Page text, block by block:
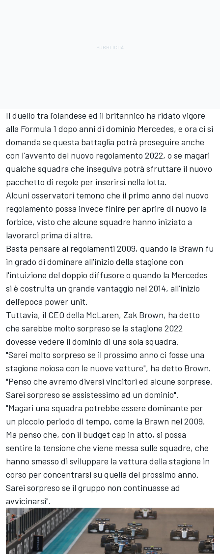
Il duello tra l'olandese ed il britannico ha ridato vigore
alla Formula 1 dopo anni di dominio Mercedes, e ora ci si
domanda se questa battaglia potrà proseguire anche
con l'avvento del nuovo regolamento 2022, o se magari
qualche squadra che inseguiva potrà sfruttare il nuovo
pacchetto di regole per inserirsi nella lotta.
Alcuni osservatori temono che il primo anno del nuovo
regolamento possa invece finire per aprire di nuovo la
forbice, visto che alcune squadre hanno iniziato a
lavorarci prima di altre.
Basta pensare ai regolamenti 2009, quando la Brawn fu
in grado di dominare all'inizio della stagione con
l'intuizione del doppio diffusore o quando la Mercedes
si è costruita un grande vantaggio nel 2014, all'inizio
dell'epoca power unit.
Tuttavia, il CEO della McLaren, Zak Brown, ha detto
che sarebbe molto sorpreso se la stagione 2022
dovesse vedere il dominio di una sola squadra.
"Sarei molto sorpreso se il prossimo anno ci fosse una
stagione noiosa con le nuove vetture", ha detto Brown.
"Penso che avremo diversi vincitori ed alcune sorprese.
Sarei sorpreso se assistessimo ad un dominio".
"Magari una squadra potrebbe essere dominante per
un piccolo periodo di tempo, come la Brawn nel 2009.
Ma penso che, con il budget cap in atto, si possa
sentire la tensione che viene messa sulle squadre, che
hanno smesso di sviluppare la vettura della stagione in
corso per concentrarsi su quella del prossimo anno.
Sarei sorpreso se il gruppo non continuasse ad
avvicinarsi".